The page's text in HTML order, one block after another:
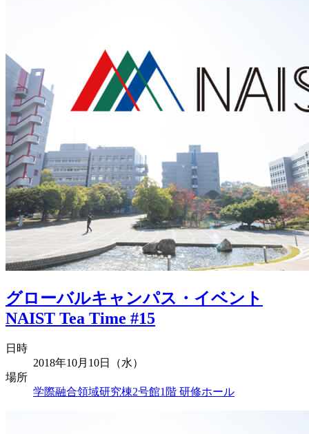
グローバルキャンパス・イベント
NAIST Tea Time #15
日時
2018年10月10日（水）
場所
学際融合領域研究棟2号館1階 研修ホール